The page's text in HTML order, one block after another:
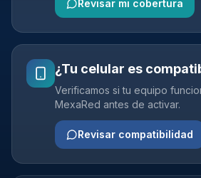
Revisar mi cobertura
¿Tu celular es
Verificamos si tu equipo
MexaRed antes de activar.
Revisar compatibilidad